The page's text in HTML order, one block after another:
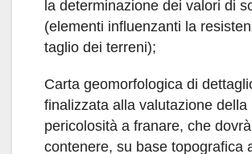
la determinazione dei valori di
(elementi influenzanti la
taglio dei terreni);
Carta geomorfologica di
finalizzata alla valutazione della
pericolosità a franare, che dovrà
contenere, su base topografica